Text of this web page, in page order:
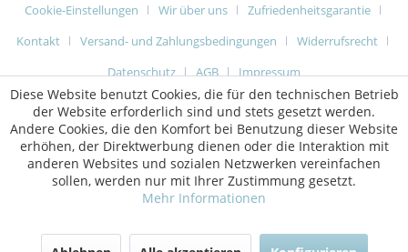
Cookie-Einstellungen Wir über uns
Zufriedenheitsgarantie
Kontakt
Versand- und Zahlungsbedingungen
Widerrufsrecht
Datenschutz
AGB Impressum
Diese Website benutzt Cookies, die für den technischen Betrieb
der Website erforderlich sind und stets gesetzt werden.
Andere Cookies, die den Komfort bei Benutzung dieser Website
erhöhen, der Direktwerbung dienen oder die Interaktion mit
anderen Websites und sozialen Netzwerken vereinfachen
sollen, werden nur mit Ihrer Zustimmung gesetzt.
Mehr Informationen